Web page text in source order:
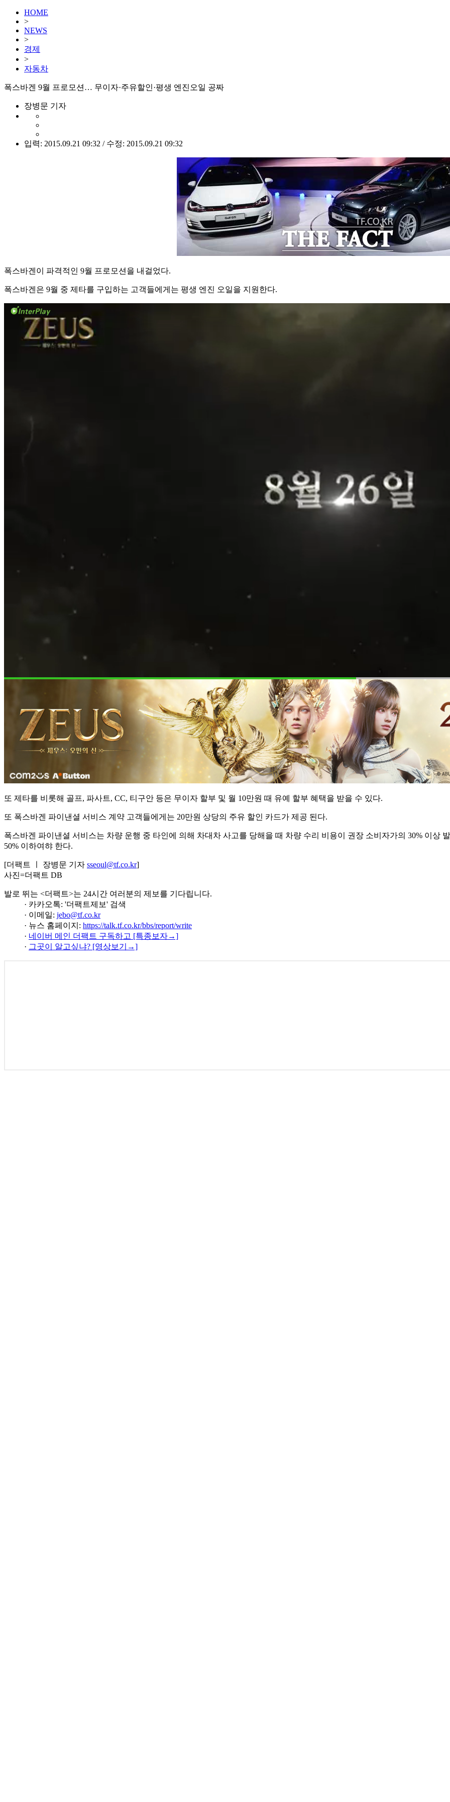
HOME
>
NEWS
>
경제
>
자동차
폭스바겐 9월 프로모션… 무이자·주유할인·평생 엔진오일 공짜
장병문 기자
입력: 2015.09.21 09:32 / 수정: 2015.09.21 09:32
폭스바겐이 파격적인 9월 프로모션을 내걸었다.
폭스바겐은 9월 중 제타를 구입하는 고객들에게는 평생 엔진 오일을 지원한다.
또 제타를 비롯해 골프, 파사트, CC, 티구안 등은 무이자 할부 및 월 10만원 때 유예 할부 혜택을 받을 수 있다.
또 폭스바겐 파이낸셜 서비스 계약 고객들에게는 20만원 상당의 주유 할인 카드가 제공 된다.
폭스바겐 파이낸셜 서비스는 차량 운행 중 타인에 의해 차대차 사고를 당해을 때 차량 수리 비용이 권장 소비자가의 30% 이상
50% 이하여햐 한다.
[더팩트 ㅣ 장병문 기자 sseoul@tf.co.kr]
사진=더팩트 DB
발로 뛰는 <더팩트>는 24시간 여러분의 제보를 기다립니다.
· 카카오톡: '더팩트제보' 검색
· 이메일: jebo@tf.co.kr
· 뉴스 홈페이지: https://talk.tf.co.kr/bbs/report/write
· 네이버 메인 더팩트 구독하고 [특종보자→]
· 그곳이 알고싶냐? [영상보기→]